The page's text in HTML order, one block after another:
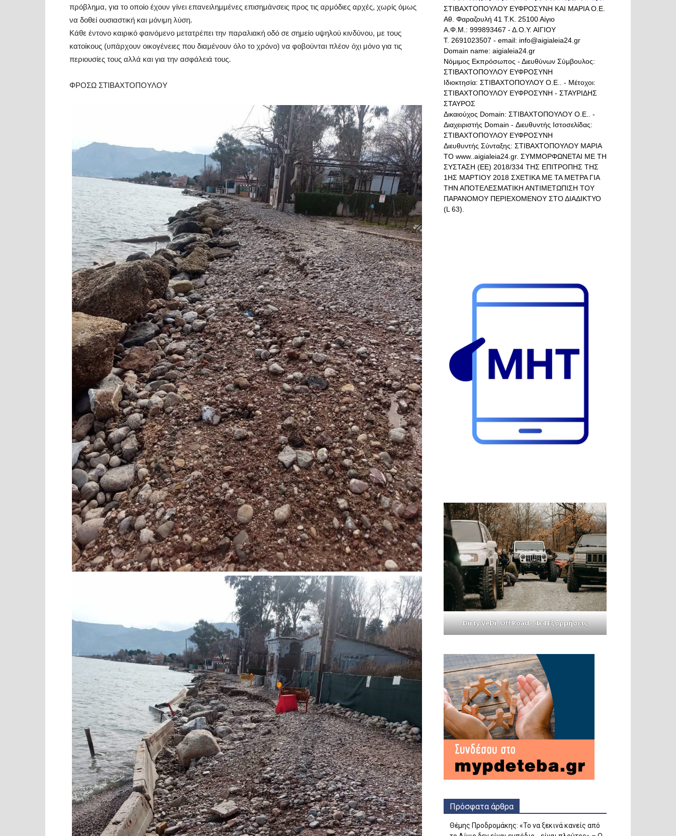
πρόβλημα, για το οποίο έχουν γίνει επανειλημμένες επισημάνσεις προς τις αρμόδιες αρχές, χωρίς όμως
να δοθεί ουσιαστική και μόνιμη λύση.
Κάθε έντονο καιρικό φαινόμενο μετατρέπει την παραλιακή οδό σε σημείο υψηλού κινδύνου, με τους
κατοίκους (υπάρχουν οικογένειες που διαμένουν όλο το χρόνο) να φοβούνται πλέον όχι μόνο για τις
περιουσίες τους αλλά και για την ασφάλειά τους.
ΦΡΟΣΩ ΣΤΙΒΑΧΤΟΠΟΥΛΟΥ
ΣΤΙΒΑΧΤΟΠΟΥΛΟΥ ΕΥΦΡΟΣΥΝΗ ΚΑΙ ΜΑΡΙΑ Ο.Ε.
Αθ. Φαραζουλή 41 Τ.Κ. 25100 Αίγιο
Α.Φ.Μ.: 999893467 - Δ.Ο.Υ. ΑΙΓΙΟΥ
Τ. 2691023507 - email: info@aigialeia24.gr
Domain name: aigialeia24.gr
Νόμιμος Εκπρόσωπος - Διευθύνων Σύμβουλος:
ΣΤΙΒΑΧΤΟΠΟΥΛΟΥ ΕΥΦΡΟΣΥΝΗ
Ιδιοκτησία: ΣΤΙΒΑΧΤΟΠΟΥΛΟΥ Ο.Ε.. - Μέτοχοι:
ΣΤΙΒΑΧΤΟΠΟΥΛΟΥ ΕΥΦΡΟΣΥΝΗ - ΣΤΑΥΡΙΔΗΣ
ΣΤΑΥΡΟΣ
Δικαιούχος Domain: ΣΤΙΒΑΧΤΟΠΟΥΛΟΥ Ο.Ε.. -
Διαχειριστής Domain - Διευθυντής Ιστοσελίδας:
ΣΤΙΒΑΧΤΟΠΟΥΛΟΥ ΕΥΦΡΟΣΥΝΗ
Διευθυντής Σύνταξης: ΣΤΙΒΑΧΤΟΠΟΥΛΟΥ ΜΑΡΙΑ
ΤΟ www..aigialeia24.gr. ΣΥΜΜΟΡΦΩΝΕΤΑΙ ΜΕ ΤΗ
ΣΥΣΤΑΣΗ (ΕΕ) 2018/334 ΤΗΣ ΕΠΙΤΡΟΠΗΣ ΤΗΣ
1ΗΣ ΜΑΡΤΙΟΥ 2018 ΣΧΕΤΙΚΑ ΜΕ ΤΑ ΜΕΤΡΑ ΓΙΑ
ΤΗΝ ΑΠΟΤΕΛΕΣΜΑΤΙΚΗ ΑΝΤΙΜΕΤΩΠΙΣΗ ΤΟΥ
ΠΑΡΑΝΟΜΟΥ ΠΕΡΙΕΧΟΜΕΝΟΥ ΣΤΟ ΔΙΑΔΙΚΤΥΟ
(L 63).
Dirty VeDi, Off Road - 4x4 Εξορμήσεις
Πρόσφατα άρθρα
Θέμης Προδρομάκης: «Το να ξεκινά κανείς από